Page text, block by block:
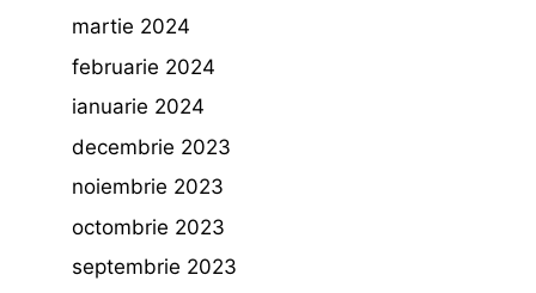
martie 2024
februarie 2024
ianuarie 2024
decembrie 2023
noiembrie 2023
octombrie 2023
septembrie 2023